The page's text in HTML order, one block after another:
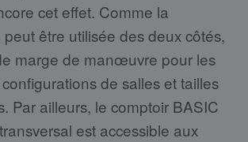
cet effet. Comme la
être utilisée des deux côtés,
marge de manœuvre pour les
de salles et tailles
Par ailleurs, le comptoir BASIC
est accessible aux